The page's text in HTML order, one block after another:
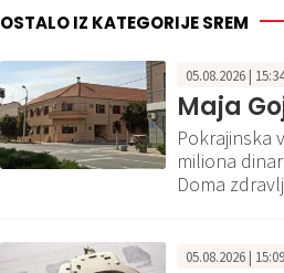
OSTALO IZ KATEGORIJE SREM
05.08.2026 | 15:34
Maja
Pokrajinska
miliona
Doma
05.08.2026 | 15:09